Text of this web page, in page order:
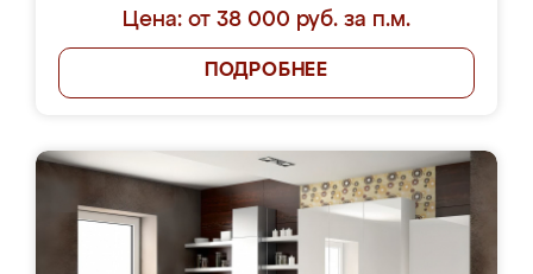
Цена: от 38 000 руб. за п.м.
ПОДРОБНЕЕ